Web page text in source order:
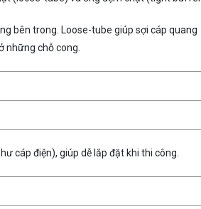
bên trong. Loose-tube giúp sợi cáp quang
những chỗ cong.
cáp điện), giúp dễ lắp đặt khi thi công.